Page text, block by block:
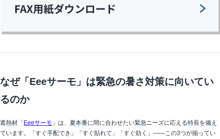
なぜ「Eeeサーモ」は緊急の暑さ対策に向いてい
るのか
遮熱材「Eeeサーモ 」は、夏本番に間に合わせたい緊急ニーズに応える特長を備え
ています。「すぐ手配でき」「すぐ貼れて」「すぐ効く」——この3つが揃ってい